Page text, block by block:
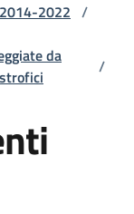
2022 /
da
/